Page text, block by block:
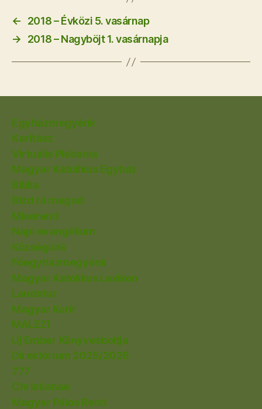
←
2018 – Évközi 5. vasárnap
→
2018 – Nagyböjt 1. vasárnapja
Egyházmegyénk
Karitász
Virtuális Plébánia
Magyar Katolikus Egyház
Biblia
Bízd rá magad
Miserend
Napi evangélium
Községünk
Főegyházmegyénk
Magyar Katolikus Lexikon
Laudetur
Magyar Kurír
MALEZI
Új Ember Könyvesboltja
Direktórium 2025/2026
777
Christianae
Magyar Pálos Rend